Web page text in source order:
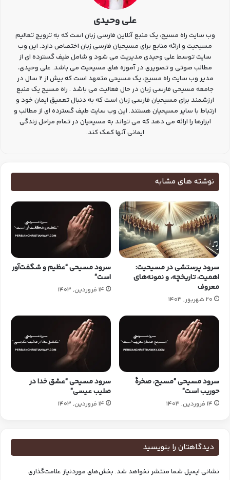
علی وحیدی
وب سایت راه مسیح، یک منبع آنلاین فارسی زبان است که به ترویج تعالیم
مسیحیت و ارائه منابع برای مسیحیان فارسی زبان اختصاص دارد. این وب
سایت توسط علی وحیدی مدیریت می شود و شامل طیف گسترده ای از
مطالب صوتی و تصویری در آموزه های مسیحیت می باشد. علی وحیدی،
مدیر وب سایت راه مسیح، یک مسیحی متعهد است که بیش از 2 سال در
جامعه مسیحی فارسی زبان در حال فعالیت می باشد . راه مسیح یک منبع
ارزشمند برای مسیحیان فارسی زبان است که به دنبال تعمیق ایمان خود و
ارتباط با سایر مسیحیان هستند. این وب سایت طیف گسترده ای از مطالب و
ابزارها را ارائه می دهد که می تواند به مسیحیان در تمام مراحل زندگی
ایمانی آنها کمک کند.
نوشته های مشابه
سرود پرستشی در مسیحیت:
اهمیت، تاریخچه، و نمونه‌های
معروف
20 شهریور, 1403
سرود مسیحی “عظیم و شگفت‌آور
است”
14 فروردین, 1403
سرود مسیحی “مسیح، صخرهٔ
حوریب است”
14 فروردین, 1403
سرود مسیحی “عشق خدا در
صلیب عیسی”
14 فروردین, 1403
دیدگاهتان را بنویسید
نشانی ایمیل شما منتشر نخواهد شد. بخش‌های موردنیاز علامت‌گذاری